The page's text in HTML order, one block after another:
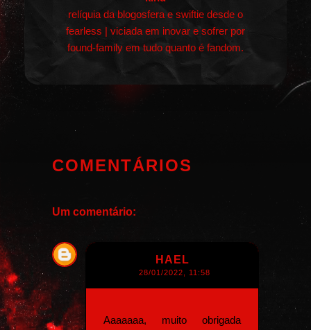
relíquia da blogosfera e swiftie desde o
fearless | viciada em inovar e sofrer por
found-family em tudo quanto é fandom.
COMENTÁRIOS
Um comentário:
HAEL
28/01/2022, 11:58
Aaaaaaa, muito obrigada